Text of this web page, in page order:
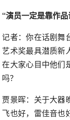
“演员一定是靠作品
记者：你在话剧舞
艺术奖最具潜质新
在大家心目中他们
吗？
贾景晖：关于大器
飞也好，雷佳音也